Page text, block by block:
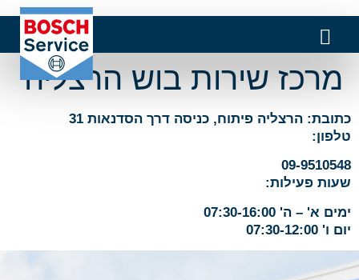
מרכז שירות בוש הרצליה
כתובת: הרצליה פיתוח, כניסה דרך הסדנאות 31
טלפון:
09-9510548
שעות פעילות:
ימים א' – ה' 07:30-16:00
יום ו' 07:30-12:00